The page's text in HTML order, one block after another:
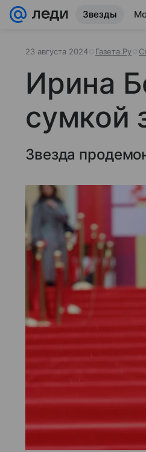
Звезды
23 августа 2024 Газета.Ру
Ирина
сумкой
Звезда